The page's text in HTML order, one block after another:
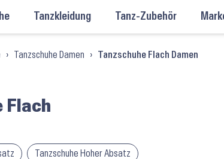
Tanzkleidung Tanz-Zubehör
› Tanzschuhe Damen › Tanzschuhe Flach Damen
Flach
Tanzschuhe Hoher Absatz